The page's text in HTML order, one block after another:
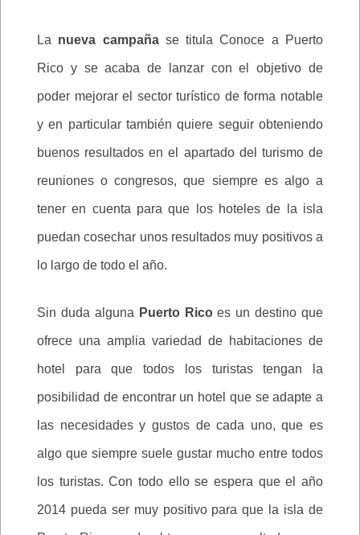
La nueva campaña se titula Conoce a Puerto
Rico y se acaba de lanzar con el objetivo de
poder mejorar el sector turístico de forma notable
y en particular también quiere seguir obteniendo
buenos resultados en el apartado del turismo de
reuniones o congresos, que siempre es algo a
tener en cuenta para que los hoteles de la isla
puedan cosechar unos resultados muy positivos a
lo largo de todo el año.
Sin duda alguna Puerto Ricoes un destino que
ofrece una amplia variedad de habitaciones de
hotel para que todos los turistas tengan la
posibilidad de encontrar un hotel que se adapte a
las necesidades y gustos de cada uno, que es
algo que siempre suele gustar mucho entre todos
los turistas. Con todo ello se espera que el año
2014 pueda ser muy positivo para que la isla de